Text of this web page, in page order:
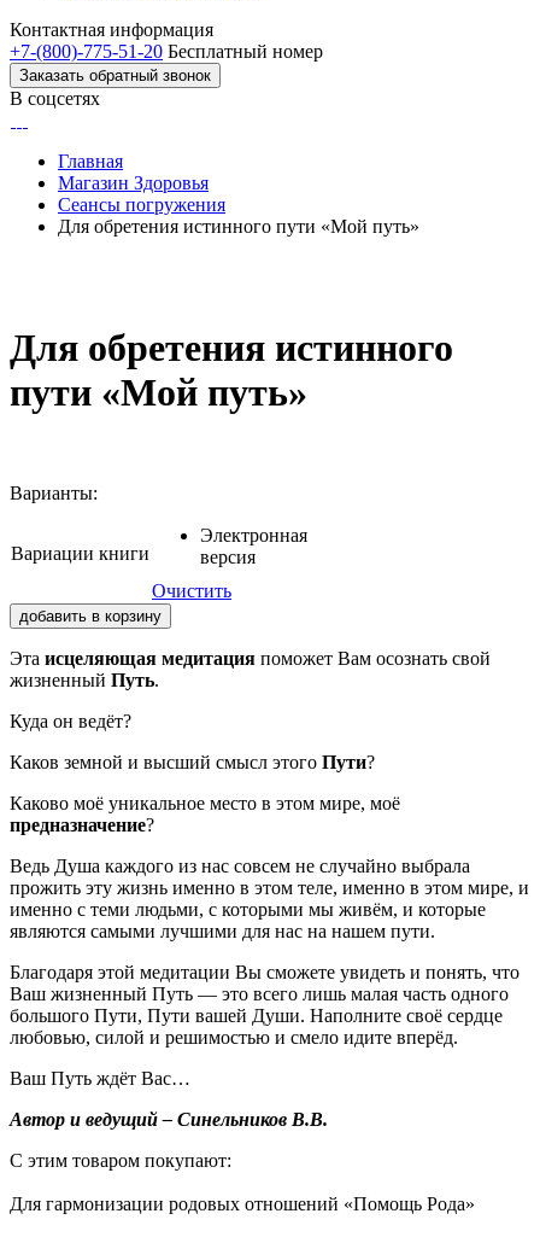
Контактная информация
+7-(800)-775-51-20 Бесплатный номер
Заказать обратный звонок
В соцсетях
Главная
Магазин Здоровья
Сеансы погружения
Для обретения истинного пути «Мой путь»
Для обретения истинного
пути «Мой путь»
Варианты:
Вариации книги
Электронная
версия
Очистить
добавить в корзину
Эта исцеляющая медитация поможет Вам осознать свой
жизненный Путь.
Куда он ведёт?
Каков земной и высший смысл этого Пути?
Каково моё уникальное место в этом мире, моё
предназначение?
Ведь Душа каждого из нас совсем не случайно выбрала
прожить эту жизнь именно в этом теле, именно в этом мире, и
именно с теми людьми, с которыми мы живём, и которые
являются самыми лучшими для нас на нашем пути.
Благодаря этой медитации Вы сможете увидеть и понять, что
Ваш жизненный Путь — это всего лишь малая часть одного
большого Пути, Пути вашей Души. Наполните своё сердце
любовью, силой и решимостью и смело идите вперёд.
Ваш Путь ждёт Вас…
Автор и ведущий – Синельников В.В.
С этим товаром покупают:
Для гармонизации родовых отношений «Помощь Рода»